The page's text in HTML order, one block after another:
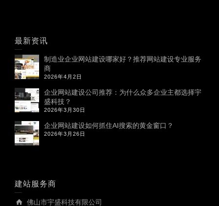
最新资讯
制造业企业网站建设哪家好？推荐网站建设专业服务
商
2026年4月2日
企业网站建设公司推荐：为什么众多企业主都选择宇
盛科技？
2026年3月30日
企业网站建设如何抓住AI搜索的黄金窗口？
2026年3月26日
建站服务商
佛山市宇盛科技有限公司